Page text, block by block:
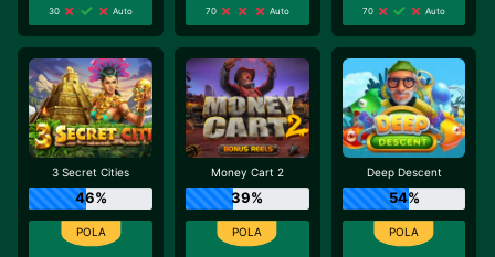
30
Auto
70
Auto
70
Auto
3 Secret Cities
46%
Money Cart 2
39%
Deep Descent
54%